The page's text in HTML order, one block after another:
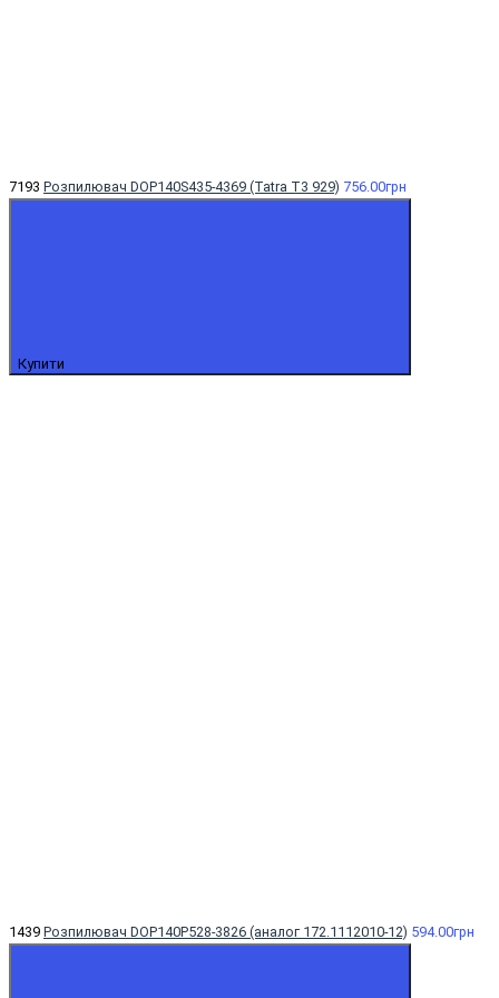
7193 Розпилювач DOP140S435-4369 (Tatra T3 929) 756.00грн
Купити
1439 Розпилювач DOP140Р528-3826 (аналог 172.1112010-12) 594.00грн